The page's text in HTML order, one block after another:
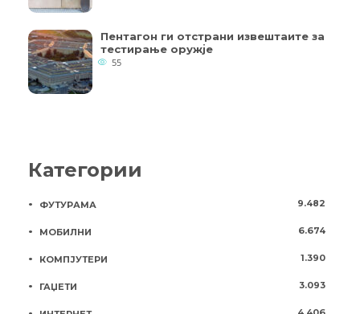
Пентагон ги отстрани извештаите за
тестирање оружје
55
Категории
ФУТУРАМА 9.482
МОБИЛНИ 6.674
КОМПЈУТЕРИ 1.390
ГАЏЕТИ 3.093